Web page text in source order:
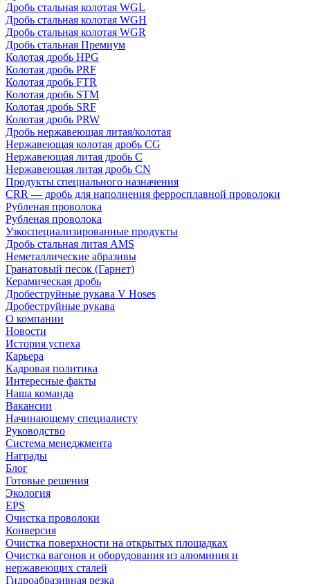
Дробь стальная колотая WGL
Дробь стальная колотая WGH
Дробь стальная колотая WGR
Дробь стальная Премиум
Колотая дробь HPG
Колотая дробь PRF
Колотая дробь FTR
Колотая дробь STM
Колотая дробь SRF
Колотая дробь PRW
Дробь нержавеющая литая/колотая
Нержавеющая колотая дробь CG
Нержавеющая литая дробь C
Нержавеющая литая дробь CN
Продукты специального назначения
CRR — дробь для наполнения ферросплавной проволоки
Рубленая проволока
Рубленая проволока
Узкоспециализированные продукты
Дробь стальная литая AMS
Неметаллические абразивы
Гранатовый песок (Гарнет)
Керамическая дробь
Дробеструйные рукава V Hoses
Дробеструйные рукава
О компании
Новости
История успеха
Карьера
Кадровая политика
Интересные факты
Наша команда
Вакансии
Начинающему специалисту
Руководство
Система менеджмента
Награды
Блог
Готовые решения
Экология
EPS
Очистка проволоки
Конверсия
Очистка поверхности на открытых площадках
Очистка вагонов и оборудования из алюминия и
нержавеющих сталей
Гидроабразивная резка